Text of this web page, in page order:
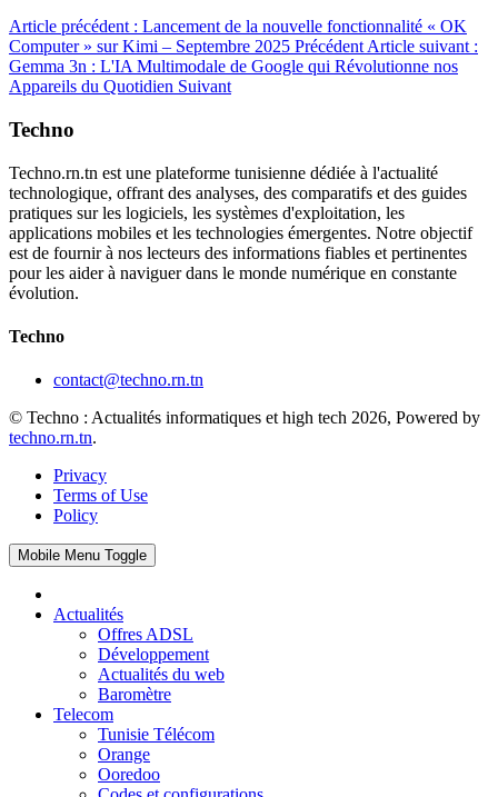
Article précédent : Lancement de la nouvelle fonctionnalité « OK
Computer » sur Kimi – Septembre 2025 Précédent Article suivant :
Gemma 3n : L'IA Multimodale de Google qui Révolutionne nos
Appareils du Quotidien Suivant
Techno
Techno.rn.tn est une plateforme tunisienne dédiée à l'actualité
technologique, offrant des analyses, des comparatifs et des guides
pratiques sur les logiciels, les systèmes d'exploitation, les
applications mobiles et les technologies émergentes. Notre objectif
est de fournir à nos lecteurs des informations fiables et pertinentes
pour les aider à naviguer dans le monde numérique en constante
évolution.
Techno
contact@techno.rn.tn
© Techno : Actualités informatiques et high tech 2026, Powered by
techno.rn.tn.
Privacy
Terms of Use
Policy
Mobile Menu Toggle
Actualités
Offres ADSL
Développement
Actualités du web
Baromètre
Telecom
Tunisie Télécom
Orange
Ooredoo